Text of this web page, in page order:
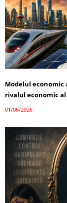
Modelul
rivalul economic al
01/06/2026